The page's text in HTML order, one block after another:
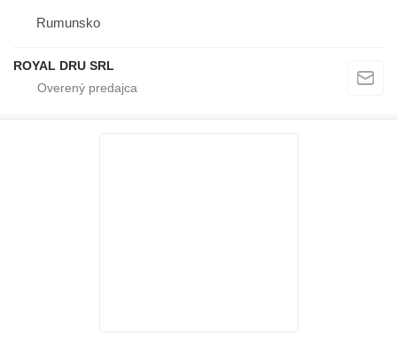
Rumunsko
ROYAL DRU SRL